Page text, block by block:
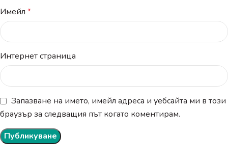
Имейл *
Интернет страница
Запазване на името, имейл адреса и уебсайта ми в този
браузър за следващия път когато коментирам.